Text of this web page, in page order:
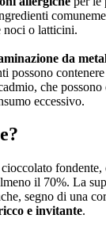
noci o latticini.
da
possono
che
eccessivo.
fondente,
il 70%. La
segno di una
e invitante.